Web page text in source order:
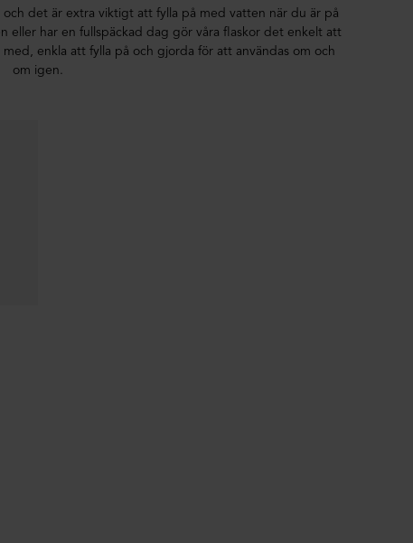
det är extra viktigt att fylla på med vatten när du är på
eller har en fullspäckad dag gör våra flaskor det enkelt att
enkla att fylla på och gjorda för att användas om och
om igen.